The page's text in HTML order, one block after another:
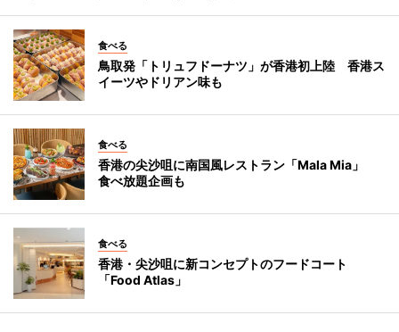
食べる
鳥取発「トリュフドーナツ」が香港初上陸 香港ス
イーツやドリアン味も
食べる
香港の尖沙咀に南国風レストラン「Mala Mia」
食べ放題企画も
食べる
香港・尖沙咀に新コンセプトのフードコート
「Food Atlas」